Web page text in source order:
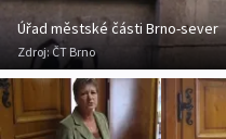
Úřad městské části Brno-sever
Zdroj:ČT Brno